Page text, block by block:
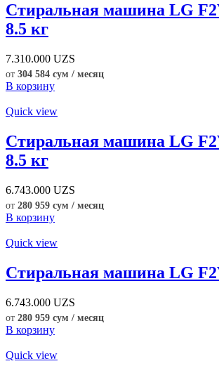
Стиральная машина LG
8.5 кг
7.310.000 UZS
от 304 584 сум / месяц
В корзину
Quick view
Стиральная машина LG
8.5 кг
6.743.000 UZS
от 280 959 сум / месяц
В корзину
Quick view
Стиральная машина LG
6.743.000 UZS
от 280 959 сум / месяц
В корзину
Quick view